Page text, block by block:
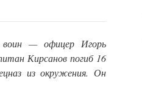
воин — офицер Игорь
Кирсанов погиб 16
из окружения. Он